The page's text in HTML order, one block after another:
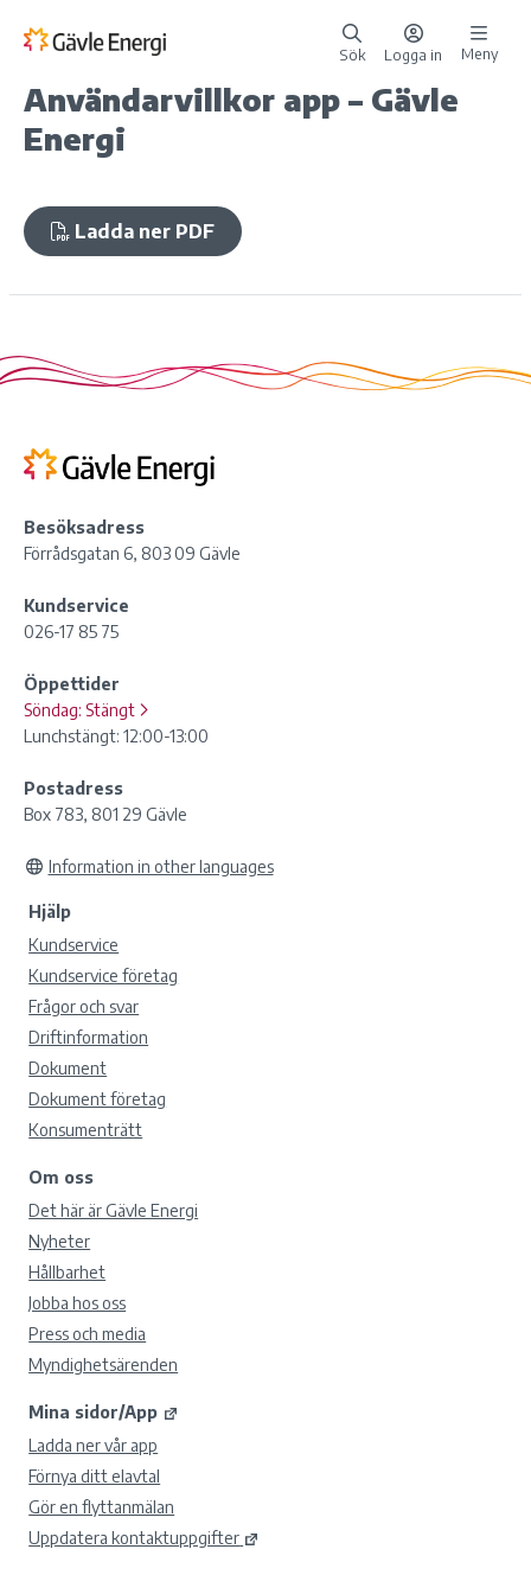
Sök Logga in Meny
Användarvillkor app – Gävle
Energi
Ladda ner PDF
Besöksadress
Förrådsgatan 6, 803 09 Gävle
Kundservice
026-17 85 75
Öppettider
Söndag: Stängt
Lunchstängt: 12:00-13:00
Postadress
Box 783, 801 29 Gävle
Information in other languages
Hjälp
Kundservice
Kundservice företag
Frågor och svar
Driftinformation
Dokument
Dokument företag
Konsumenträtt
Om oss
Det här är Gävle Energi
Nyheter
Hållbarhet
Jobba hos oss
Press och media
Myndighetsärenden
Mina sidor/App
Ladda ner vår app
Förnya ditt elavtal
Gör en flyttanmälan
Uppdatera kontaktuppgifter